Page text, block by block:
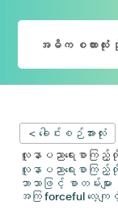
< ခေါင်းစဉ်အားလုံး
လူနာပညာရေးစာကြ
လူနာပညာရေးစာကြ
ဘာသာဖြင့် စာတမ်းများ
အကြ forceful လေ့က